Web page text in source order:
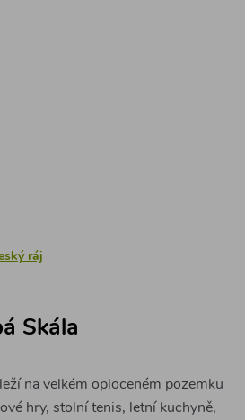
ráj
Skála
na velkém oploceném pozemku
hry, stolní tenis, letní kuchyně,